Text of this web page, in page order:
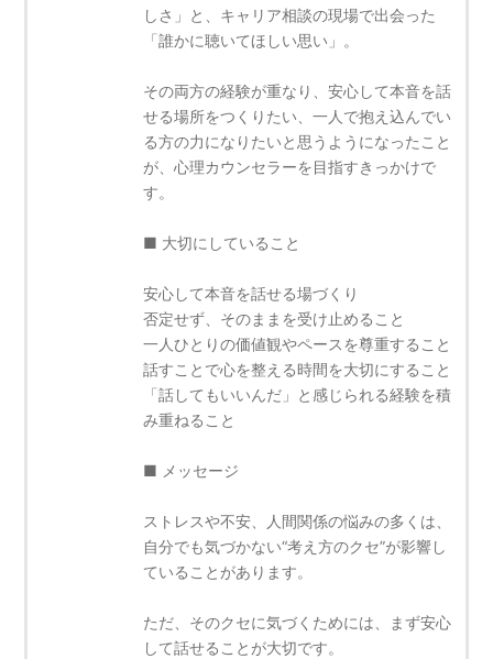
しさ」と、キャリア相談の現場で出会った
「誰かに聴いてほしい思い」。
その両方の経験が重なり、安心して本音を話
せる場所をつくりたい、一人で抱え込んでい
る方の力になりたいと思うようになったこと
が、心理カウンセラーを目指すきっかけで
す。
■ 大切にしていること
安心して本音を話せる場づくり
否定せず、そのままを受け止めること
一人ひとりの価値観やペースを尊重すること
話すことで心を整える時間を大切にすること
「話してもいいんだ」と感じられる経験を積
み重ねること
■ メッセージ
ストレスや不安、人間関係の悩みの多くは、
自分でも気づかない“考え方のクセ”が影響し
ていることがあります。
ただ、そのクセに気づくためには、まず安心
して話せることが大切です。